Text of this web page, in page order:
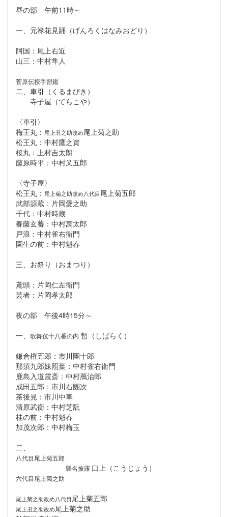
昼の部 午前11時～
一、元禄花見踊（げんろくはなみおどり）
阿国：尾上右近
山三：中村隼人
菅原伝授手習鑑
二、車引（くるまびき）
寺子屋（てらこや）
〈車引〉
梅王丸： 尾上丑之助改め尾上菊之助
松王丸：中村鷹之資
桜丸：上村吉太朗
藤原時平：中村又五郎
〈寺子屋〉
松王丸： 尾上菊之助改め八代目尾上菊五郎
武部源蔵：片岡愛之助
千代：中村時蔵
春藤玄蕃：中村萬太郎
戸浪：中村雀右衛門
園生の前：中村魁春
三、お祭り（おまつり）
鳶頭：片岡仁左衛門
芸者：片岡孝太郎
夜の部 午後4時15分～
一、 歌舞伎十八番の内 暫（しばらく）
鎌倉権五郎：市川團十郎
那須九郎妹照葉：中村雀右衛門
鹿島入道震斎：中村鴈治郎
成田五郎：市川右團次
茶後見：市川中車
清原武衡：中村芝翫
桂の前：中村魁春
加茂次郎：中村梅玉
二、
八代目尾上菊五郎
襲名披露 口上（こうじょう）
六代目尾上菊之助
尾上菊之助改め八代目尾上菊五郎
尾上丑之助改め尾上菊之助